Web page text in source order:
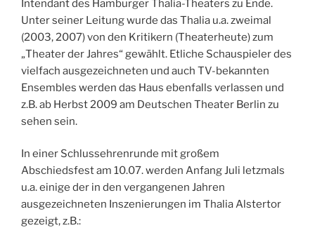
Intendant des Hamburger Thalia-Theaters zu Ende.
Unter seiner Leitung wurde das Thalia u.a. zweimal
(2003, 2007) von den Kritikern (Theaterheute) zum
„Theater der Jahres“ gewählt. Etliche Schauspieler des
vielfach ausgezeichneten und auch TV-bekannten
Ensembles werden das Haus ebenfalls verlassen und
z.B. ab Herbst 2009 am Deutschen Theater Berlin zu
sehen sein.
In einer Schlussehrenrunde mit großem
Abschiedsfest am 10.07. werden Anfang Juli letzmals
u.a. einige der in den vergangenen Jahren
ausgezeichneten Inszenierungen im Thalia Alstertor
gezeigt, z.B.: